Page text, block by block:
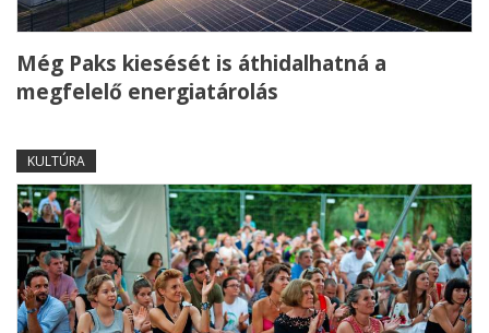
Még Paks kiesését is áthidalhatná a
megfelelő energiatárolás
KULTÚRA